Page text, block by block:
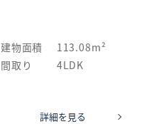
建物面積
113.08m²
間取り 4LDK
詳細を見る